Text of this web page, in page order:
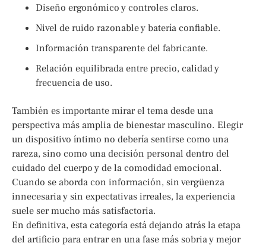
Diseño ergonómico y controles claros.
Nivel de ruido razonable y batería confiable.
Información transparente del fabricante.
Relación equilibrada entre precio, calidad y
frecuencia de uso.
También es importante mirar el tema desde una
perspectiva más amplia de bienestar masculino. Elegir
un dispositivo íntimo no debería sentirse como una
rareza, sino como una decisión personal dentro del
cuidado del cuerpo y de la comodidad emocional.
Cuando se aborda con información, sin vergüenza
innecesaria y sin expectativas irreales, la experiencia
suele ser mucho más satisfactoria.
En definitiva, esta categoría está dejando atrás la etapa
del artificio para entrar en una fase más sobria y mejor